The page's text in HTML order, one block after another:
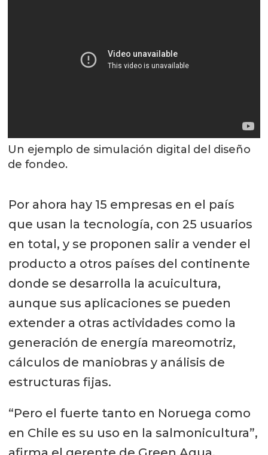
Un ejemplo de simulación digital del diseño
de fondeo.
Por ahora hay 15 empresas en el país
que usan la tecnología, con 25 usuarios
en total, y se proponen salir a vender el
producto a otros países del continente
donde se desarrolla la acuicultura,
aunque sus aplicaciones se pueden
extender a otras actividades como la
generación de energía mareomotriz,
cálculos de maniobras y análisis de
estructuras fijas.
“Pero el fuerte tanto en Noruega como
en Chile es su uso en la salmonicultura”,